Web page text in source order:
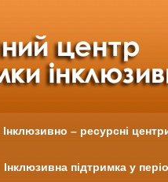
Інклюзивно – ресурсні
Інклюзивна підтримка у